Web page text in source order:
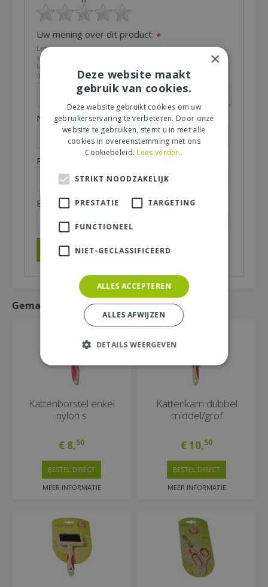
Uw mening over dit product: *
Let op: deze recensie gaat over het product en niet over
ons tuincentrum, de service of levering van uw bestelling. U
kunt bijvoorbeeld in gaan op de kwaliteit van het product,
de look & feel en belangrijke eigenschappen.
Naam (zichtbaar op website):*
Plaats (zichtbaar op website):
E-mailadres (niet zichtbaar):*
Gemakkelijk mee bestellen
Kattenborstel enkel
nylon s
€ 8,50
MEER INFORMATIE
BESTEL DIRECT
Kattenkam dubbel
middel/grof
€10,50
MEER INFORMATIE
BESTEL DIRECT
×
Deze website maakt
gebruik van cookies.
Deze website gebruikt cookies om uw
gebruikerservaring te verbeteren. Door onze
website te gebruiken, stemt u in met alle
cookies in overeenstemming met ons
Cookiebeleid. Lees verder..
STRIKT NOODZAKELIJK
PRESTATIE TARGETING
FUNCTIONEEL
NIET-GECLASSIFICEERD
ALLES ACCEPTEREN
ALLES AFWIJZEN
DETAILS WEERGEVEN